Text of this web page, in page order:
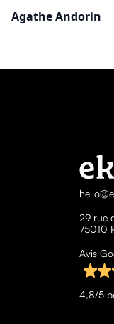
Agathe Andorin
29 rue
75010
Avis
4,8/5